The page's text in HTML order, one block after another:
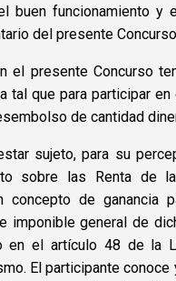
buen funcionamiento y
del presente
el presente Concurso
tal que para participar
de cantidad
sujeto, para su
sobre las Renta de
concepto de ganancia
imponible general de
en el artículo 48 de la
El participante conoce